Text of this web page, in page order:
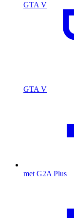
GTA V
GTA V
met G2A Plus